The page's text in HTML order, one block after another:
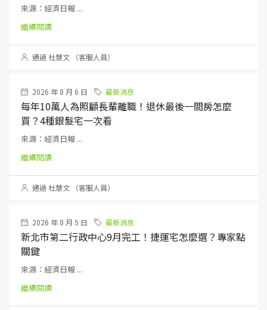
來源：經濟日報 ...
繼續閱讀
通過 杜慧文 （客服人員）
2026 年 8 月 6 日 最新消息
每年10萬人為照顧長輩離職！退休最後一間房怎麼
買？4種銀髮宅一次看
來源：經濟日報 ...
繼續閱讀
通過 杜慧文 （客服人員）
2026 年 8 月 5 日 最新消息
新北市第二行政中心9月完工！捷運宅怎麼選？專家點
關鍵
來源：經濟日報 ...
繼續閱讀